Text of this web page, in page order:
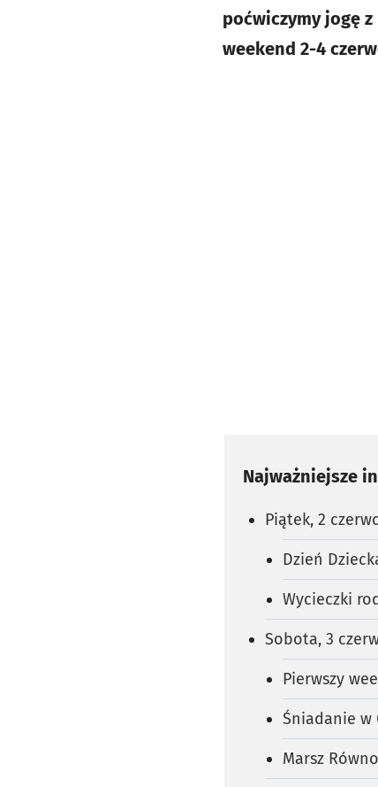
poćwiczymy jogę
weekend 2-4
Najważniejsze
Piątek, 2
Dzień
Wycieczki
Sobota, 3
Pierwszy
Śniadanie w
Marsz